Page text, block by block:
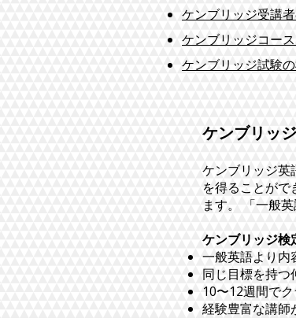
ケンブリッジ受講
ケンブリッジコー
ケンブリッジ試験
ケンブリッ
ケンブリッジ英
を得ることが
ます。 「一般
ケンブリッジ検
一般英語より内
同じ目標を持つ
10〜12週間で
経験豊富な講師